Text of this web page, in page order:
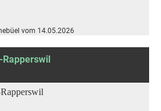
vom 14.05.2026
Rapperswil